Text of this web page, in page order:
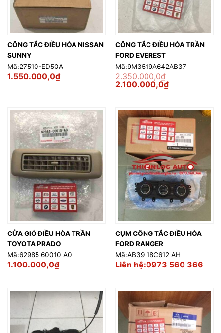
CÔNG TẮC ĐIỀU HÒA NISSAN
SUNNY
Mã:27510-ED50A
1.550.000,0₫
CÔNG TẮC ĐIỀU HÒA TRẦN
FORD EVEREST
Mã:9M3519A642AB37
2.350.000,0₫
Giá
2.100.000,0₫Giá
hiện
CỬA GIÓ ĐIỀU HÒA TRẦN
TOYOTA PRADO
Mã:62985 60010 A0
1.100.000,0₫
CỤM CÔNG TẮC ĐIỀU HÒA
FORD RANGER
Mã:AB39 18C612 AH
Liên hệ:0973 560 366